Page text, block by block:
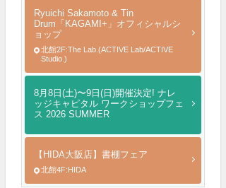
Ryuichi Sakamoto & Tin
Drum「KAGAMI+」オフィシャルシ
ョップ
北館2F:The Lab.(ACTIVE Lab/ACTIVE
Studio.)
8月8日(土)〜9日(日)開催決定! ナレ
ッジキャピタル ワークショップフェ
ス 2026 SUMMER
【HIDA大阪店】書棚フェア
北館4F:HIDA